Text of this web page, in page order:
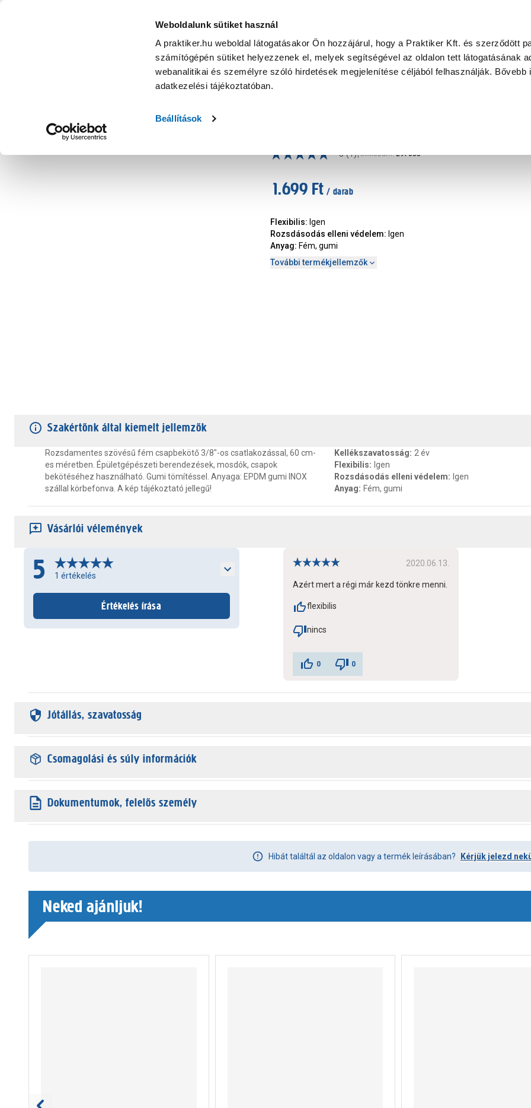
Weboldalunk sütiket használ
A praktiker.hu weboldal látogatásakor Ön hozzájárul, hogy a Praktiker Kft. és szerződött
számítógépén sütiket helyezzenek el, melyek segítségével az oldalon tett látogatásának
webanalitikai és személyre szóló hirdetések megjelenítése céljából felhasználják. Bővebb
adatkezelési tájékoztatóban.
Beállítások
KATEGÓRIÁK
Nyereményjáték Praktiker Professional Szakiajánló Ügyintézés és Információ
5 (1)|Cikkszám: 297885
1.699 Ft / darab
Flexibilis: Igen
Rozsdásodás elleni védelem: Igen
Anyag: Fém, gumi
További termékjellemzők
Szakértőnk által kiemelt jellemzők
Rozsdamentes szövésű fém csapbekötő 3/8"-os csatlakozással, 60 cm-
es méretben. Épületgépészeti berendezések, mosdók, csapok
bekötéséhez használható. Gumi tömítéssel. Anyaga: EPDM gumi INOX
szállal körbefonva. A kép tájékoztató jellegű!
Kellékszavatosság: 2 év
Flexibilis: Igen
Rozsdásodás elleni védelem: Igen
Anyag: Fém, gumi
Vásárlói vélemények
5 1 értékelés
Értékelés írása
2020.06.13.
Azért mert a régi már kezd tönkre menni.
flexibilis
nincs
0 0
Jótállás, szavatosság
Csomagolási és súly információk
Dokumentumok, felelős személy
Hibát találtál az oldalon vagy a termék leírásában? Kérjük jelezd
Neked ajánljuk!